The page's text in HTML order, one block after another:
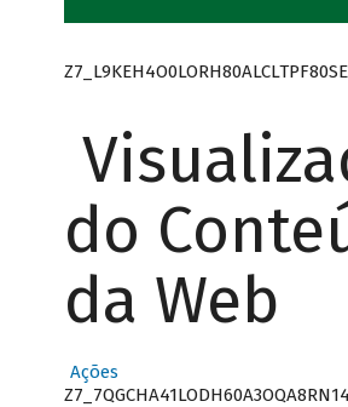
do
da Web
Ações